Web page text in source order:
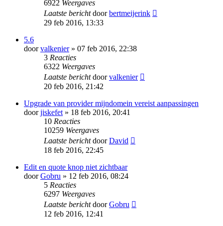
6922 Weergaves
Laatste berichtdoorbertmeijerink
29 feb 2016, 13:33
5.6
doorvalkenier» 07 feb 2016, 22:38
3 Reacties
6322 Weergaves
Laatste berichtdoorvalkenier
20 feb 2016, 21:42
Upgrade van provider mijndomein vereist aanpassingen
doorjiskefet» 18 feb 2016, 20:41
10 Reacties
10259 Weergaves
Laatste berichtdoorDavid
18 feb 2016, 22:45
Edit en quote knop niet zichtbaar
doorGobru » 12 feb 2016, 08:24
5 Reacties
6297 Weergaves
Laatste berichtdoorGobru
12 feb 2016, 12:41